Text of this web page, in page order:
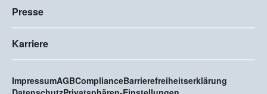
Presse
Karriere
ImpressumAGBComplianceBarrierefreiheitserklärung